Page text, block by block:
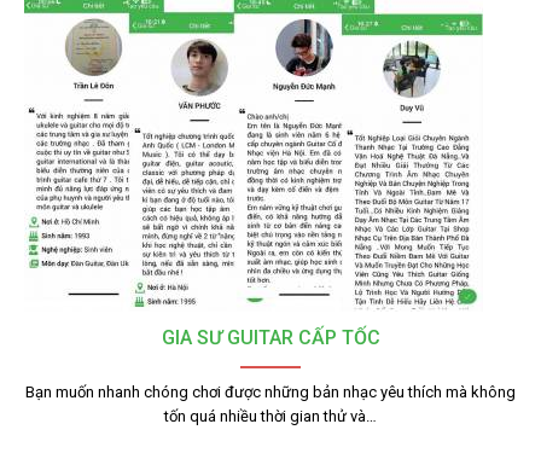
GIA SƯ GUITAR CẤP TỐC
Bạn muốn nhanh chóng chơi được những bản nhạc yêu thích mà không
tốn quá nhiều thời gian thử và…